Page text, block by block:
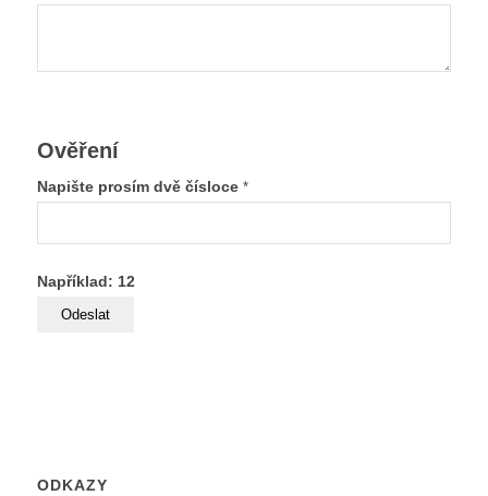
Ověření
Napište prosím dvě čísloce *
Například: 12
ODKAZY